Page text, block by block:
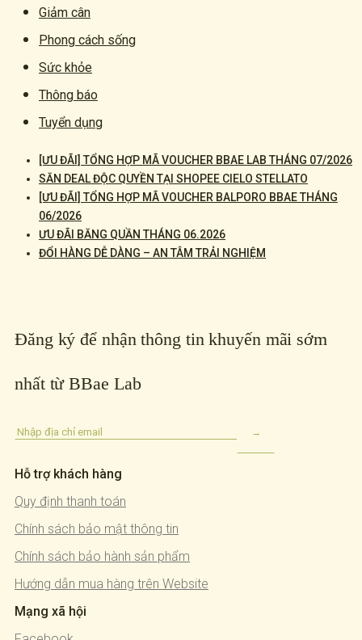
Giảm cân
Phong cách sống
Sức khỏe
Thông báo
Tuyển dụng
[ƯU ĐÃI] TỔNG HỢP MÃ VOUCHER BBAE LAB THÁNG 07/2026
SĂN DEAL ĐỘC QUYỀN TẠI SHOPEE CIELO STELLATO
[ƯU ĐÃI] TỔNG HỢP MÃ VOUCHER BALPORO BBAE THÁNG
06/2026
ƯU ĐÃI BĂNG QUẦN THÁNG 06.2026
ĐỔI HÀNG DỄ DÀNG – AN TÂM TRẢI NGHIỆM
Đăng ký để nhận thông tin khuyến mãi sớm
nhất từ BBae Lab
Hỗ trợ khách hàng
Quy định thanh toán
Chính sách bảo mật thông tin
Chính sách bảo hành sản phẩm
Hướng dẫn mua hàng trên Website
Mạng xã hội